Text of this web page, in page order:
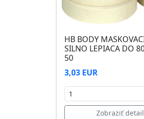
HB BODY
SILNO LEPIACA DO
50
3,03 EUR
Zobraziť detail